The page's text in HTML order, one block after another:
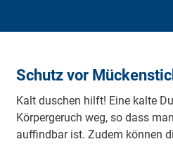
Schutz vor
Kalt duschen hilft! Eine kalte
Körpergeruch weg, so dass
auffindbar ist. Zudem können